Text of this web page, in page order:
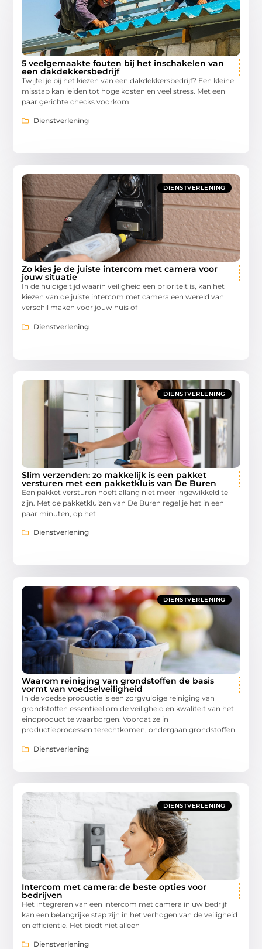
5 veelgemaakte fouten bij het inschakelen van
een dakdekkersbedrijf
Twijfel je bij het kiezen van een dakdekkersbedrijf? Een kleine
misstap kan leiden tot hoge kosten en veel stress. Met een
paar gerichte checks voorkom
Dienstverlening
DIENSTVERLENING
Zo kies je de juiste intercom met camera voor
jouw situatie
In de huidige tijd waarin veiligheid een prioriteit is, kan het
kiezen van de juiste intercom met camera een wereld van
verschil maken voor jouw huis of
Dienstverlening
DIENSTVERLENING
Slim verzenden: zo makkelijk is een pakket
versturen met een pakketkluis van De Buren
Een pakket versturen hoeft allang niet meer ingewikkeld te
zijn. Met de pakketkluizen van De Buren regel je het in een
paar minuten, op het
Dienstverlening
DIENSTVERLENING
Waarom reiniging van grondstoffen de basis
vormt van voedselveiligheid
In de voedselproductie is een zorgvuldige reiniging van
grondstoffen essentieel om de veiligheid en kwaliteit van het
eindproduct te waarborgen. Voordat ze in
productieprocessen terechtkomen, ondergaan grondstoffen
Dienstverlening
DIENSTVERLENING
Intercom met camera: de beste opties voor
bedrijven
Het integreren van een intercom met camera in uw bedrijf
kan een belangrijke stap zijn in het verhogen van de veiligheid
en efficiëntie. Het biedt niet alleen
Dienstverlening